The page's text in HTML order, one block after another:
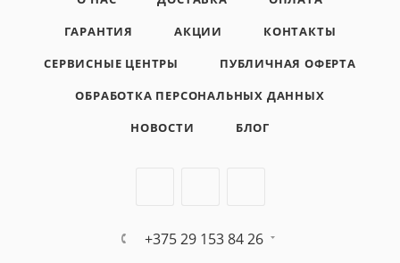
ГАРАНТИЯ
АКЦИИ
КОНТАКТЫ
СЕРВИСНЫЕ ЦЕНТРЫ
ПУБЛИЧНАЯ ОФЕРТА
ОБРАБОТКА ПЕРСОНАЛЬНЫХ ДАННЫХ
НОВОСТИ
БЛОГ
+375 29 153 84 26